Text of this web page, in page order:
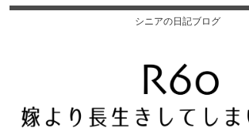
シニアの日記ブログ